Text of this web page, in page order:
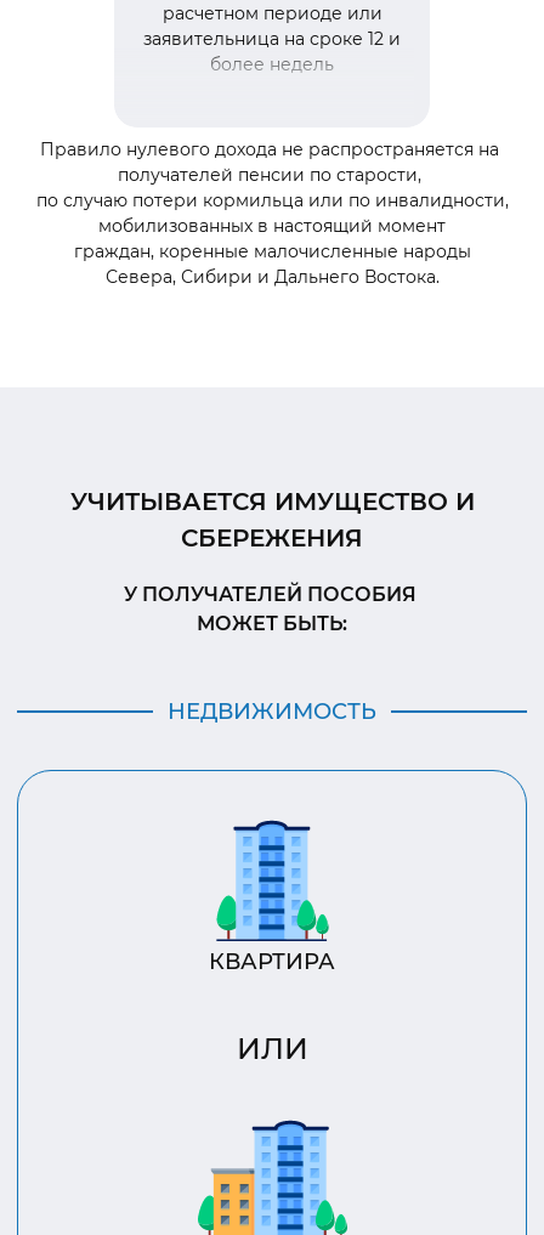
расчетном периоде или
заявительница на сроке 12 и
более недель
Правило нулевого дохода не распространяется на
получателей пенсии по старости,
по случаю потери кормильца или по инвалидности,
мобилизованных в настоящий момент
граждан, коренные малочисленные народы
Севера, Сибири и Дальнего Востока.
УЧИТЫВАЕТСЯ ИМУЩЕСТВО И
СБЕРЕЖЕНИЯ
У ПОЛУЧАТЕЛЕЙ ПОСОБИЯ
МОЖЕТ БЫТЬ:
НЕДВИЖИМОСТЬ
КВАРТИРА
ИЛИ